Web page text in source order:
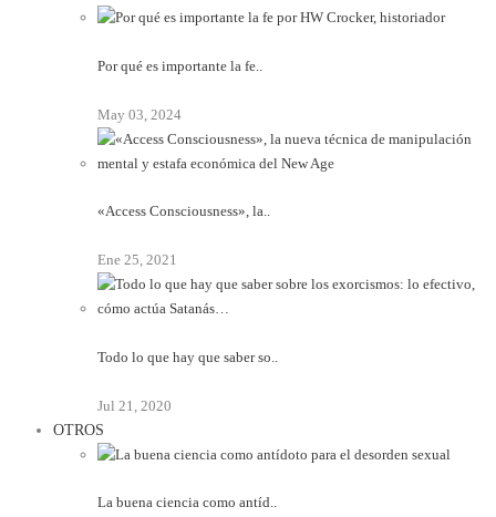
Por qué es importante la fe..
May 03, 2024
«Access Consciousness», la..
Ene 25, 2021
Todo lo que hay que saber so..
Jul 21, 2020
OTROS
La buena ciencia como antíd..